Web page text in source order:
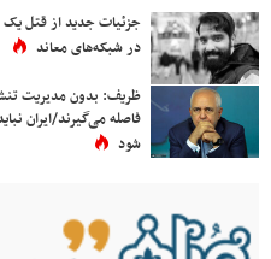
جزئیات جدید از قتل
در شبکه‌های معاند
ظریف: بدون مدیریت تنش
فاصله می‌گیرند/ایران
شود